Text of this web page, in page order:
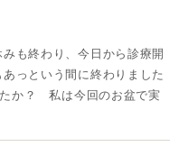
も終わり、今日から診療開
っという間に終わりました
か？ 私は今回のお盆で実